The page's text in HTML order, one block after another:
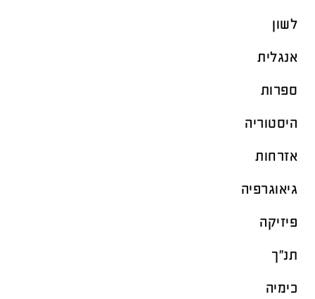
לשון
אנגלית
ספרות
היסטוריה
אזרחות
גיאוגרפיה
פיזיקה
תנ"ך
כימיה